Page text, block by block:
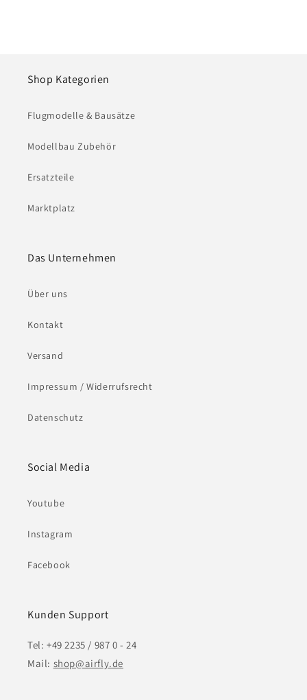
Shop Kategorien
Flugmodelle & Bausätze
Modellbau Zubehör
Ersatzteile
Marktplatz
Das Unternehmen
Über uns
Kontakt
Versand
Impressum / Widerrufsrecht
Datenschutz
Social Media
Youtube
Instagram
Facebook
Kunden Support
Tel: +49 2235 / 987 0 - 24
Mail: shop@airfly.de